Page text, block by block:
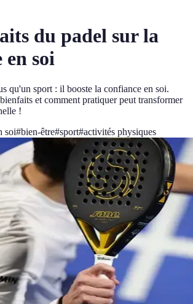
du padel sur la
en soi
qu'un sport : il booste la confiance en soi.
et comment pratiquer peut transformer
!
soi#bien-être#sport#activités physiques